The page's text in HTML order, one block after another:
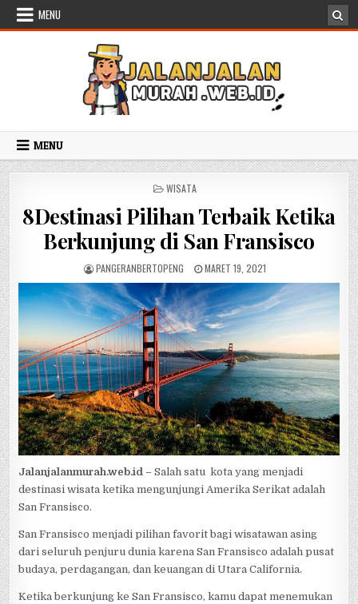
Skip to content
MENU
MENU
POSTED IN
WISATA
8Destinasi Pilihan Terbaik Ketika
Berkunjung di San Fransisco
AUTHOR:
PANGERANBERTOPENG PUBLISHED DATE:
MARET 19, 2021
Jalanjalanmurah.web.id –Salah satu kota yang menjadi
destinasi wisata ketika mengunjungi Amerika Serikat adalah
San Fransisco.
San Fransisco menjadi pilihan favorit bagi wisatawan asing
dari seluruh penjuru dunia karena San Fransisco adalah pusat
budaya, perdagangan, dan keuangan di Utara California.
Ketika berkunjung ke San Fransisco, kamu dapat menemukan